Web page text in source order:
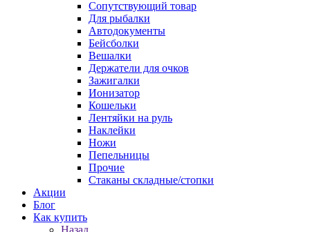
Сопутствующий товар
Для рыбалки
Автодокументы
Бейсболки
Вешалки
Держатели для очков
Зажигалки
Ионизатор
Кошельки
Лентяйки на руль
Наклейки
Ножи
Пепельницы
Прочие
Стаканы складные/стопки
Акции
Блог
Как купить
Назад